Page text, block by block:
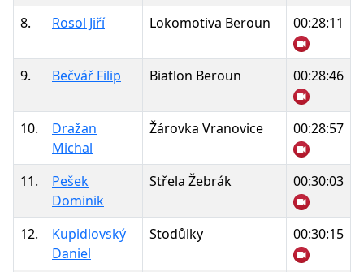
8. Rosol Jiří Lokomotiva Beroun 00:28:11
9. Bečvář Filip Biatlon Beroun 00:28:46
10.
Dražan
Michal
Žárovka Vranovice 00:28:57
11.
Pešek
Dominik
Střela Žebrák 00:30:03
12.
Kupidlovský
Daniel
Stodůlky 00:30:15